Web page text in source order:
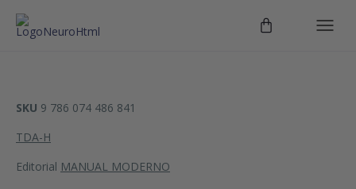
SKU 9 786 074 486 841
TDA-H
Editorial MANUAL MODERNO